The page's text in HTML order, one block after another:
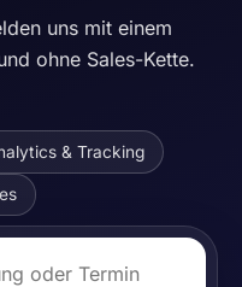
uns mit einem
ohne Sales-Kette.
& Tracking